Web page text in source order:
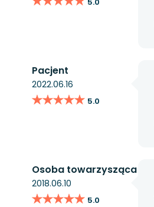
Pacjent
2022.06.16
★★★★★
★★★★★ 5.0
Osoba towarzysząca
2018.06.10
★★★★★
★★★★★ 5.0